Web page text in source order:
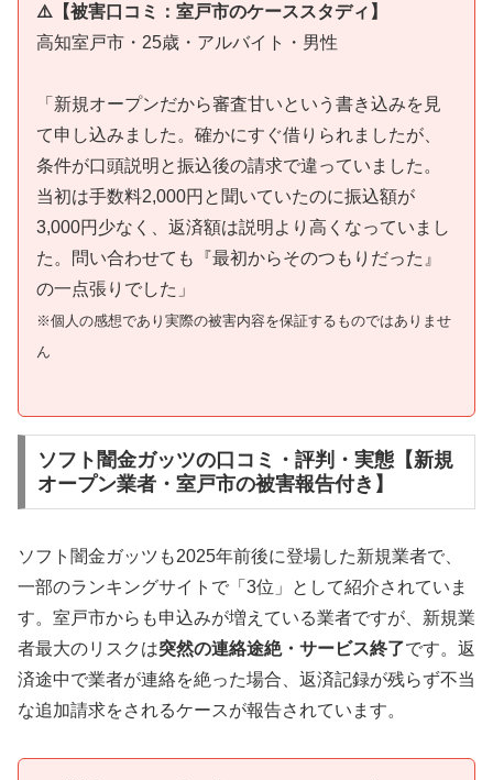
⚠️【被害口コミ：室戸市のケーススタディ】
高知室戸市・25歳・アルバイト・男性
「新規オープンだから審査甘いという書き込みを見
て申し込みました。確かにすぐ借りられましたが、
条件が口頭説明と振込後の請求で違っていました。
当初は手数料2,000円と聞いていたのに振込額が
3,000円少なく、返済額は説明より高くなっていまし
た。問い合わせても『最初からそのつもりだった』
の一点張りでした」
※個人の感想であり実際の被害内容を保証するものではありませ
ん
ソフト闇金ガッツの口コミ・評判・実態【新規
オープン業者・室戸市の被害報告付き】
ソフト闇金ガッツも2025年前後に登場した新規業者で、
一部のランキングサイトで「3位」として紹介されていま
す。室戸市からも申込みが増えている業者ですが、新規業
者最大のリスクは突然の連絡途絶・サービス終了です。返
済途中で業者が連絡を絶った場合、返済記録が残らず不当
な追加請求をされるケースが報告されています。